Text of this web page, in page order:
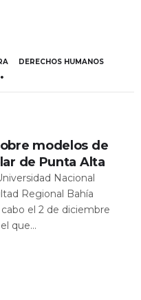
DERECHOS HUMANOS
modelos de
de Punta Alta
Nacional
Regional Bahía
el 2 de diciembre
que...